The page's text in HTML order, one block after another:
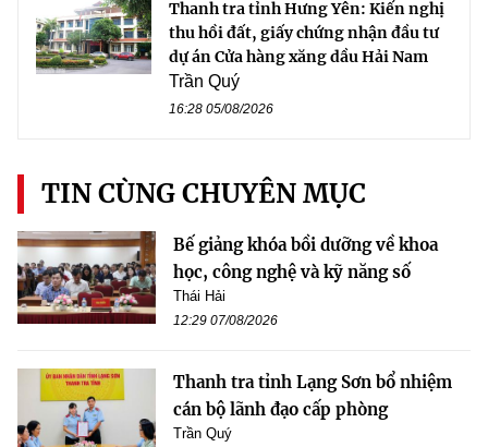
Thanh tra tỉnh Hưng Yên: Kiến nghị
thu hồi đất, giấy chứng nhận đầu tư
dự án Cửa hàng xăng dầu Hải Nam
Trần Quý
16:28 05/08/2026
TIN CÙNG CHUYÊN MỤC
Bế giảng khóa bồi dưỡng về khoa
học, công nghệ và kỹ năng số
Thái Hải
12:29 07/08/2026
Thanh tra tỉnh Lạng Sơn bổ nhiệm
cán bộ lãnh đạo cấp phòng
Trần Quý